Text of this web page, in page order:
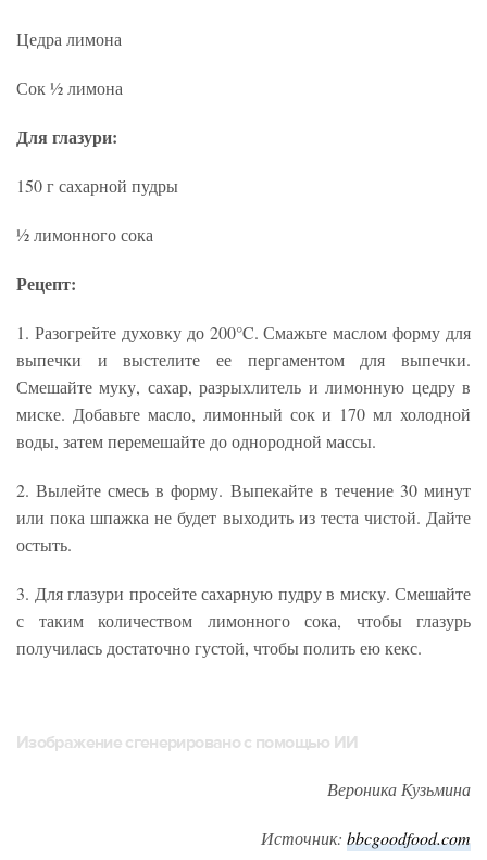
Цедра лимона
Сок ½ лимона
Для глазури:
150 г сахарной пудры
½ лимонного сока
Рецепт:
1. Разогрейте духовку до 200°C. Смажьте маслом форму для
выпечки и выстелите ее пергаментом для выпечки.
Смешайте муку, сахар, разрыхлитель и лимонную цедру в
миске. Добавьте масло, лимонный сок и 170 мл холодной
воды, затем перемешайте до однородной массы.
2. Вылейте смесь в форму. Выпекайте в течение 30 минут
или пока шпажка не будет выходить из теста чистой. Дайте
остыть.
3. Для глазури просейте сахарную пудру в миску. Смешайте
с таким количеством лимонного сока, чтобы глазурь
получилась достаточно густой, чтобы полить ею кекс.
Изображение сгенерировано с помощью ИИ
Вероника Кузьмина
Источник: bbcgoodfood.com